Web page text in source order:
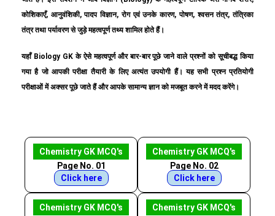
कोशिकाएँ, आनुवंशिकी, पादप विज्ञान, रोग एवं उनके कारण, पोषण, श्वसन तंत्र, तंत्रिका
तंत्र तथा पर्यावरण से जुड़े महत्वपूर्ण तथ्य शामिल होते हैं।
यहाँ Biology GK के ऐसे महत्वपूर्ण और बार-बार पूछे जाने वाले प्रश्नों को सूचीबद्ध किया
गया है जो आपकी परीक्षा तैयारी के लिए अत्यंत उपयोगी हैं। यह सभी प्रश्न प्रतियोगी
परीक्षाओं में अक्सर पूछे जाते हैं और आपके सामान्य ज्ञान को मजबूत करने में मदद करेंगे।
Chemistry GK MCQ's
Page No. 01
Click here
Chemistry GK MCQ's
Page No. 02
Click here
Chemistry GK MCQ's
Chemistry GK MCQ's